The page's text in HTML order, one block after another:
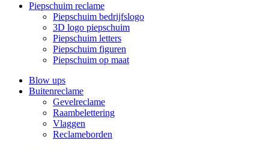
Piepschuim reclame
Piepschuim bedrijfslogo
3D logo piepschuim
Piepschuim letters
Piepschuim figuren
Piepschuim op maat
Blow ups
Buitenreclame
Gevelreclame
Raambelettering
Vlaggen
Reclameborden